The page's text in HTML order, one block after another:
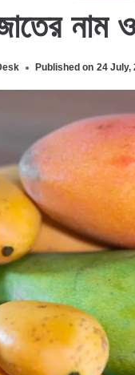
নাম ও
Published on 24 July,